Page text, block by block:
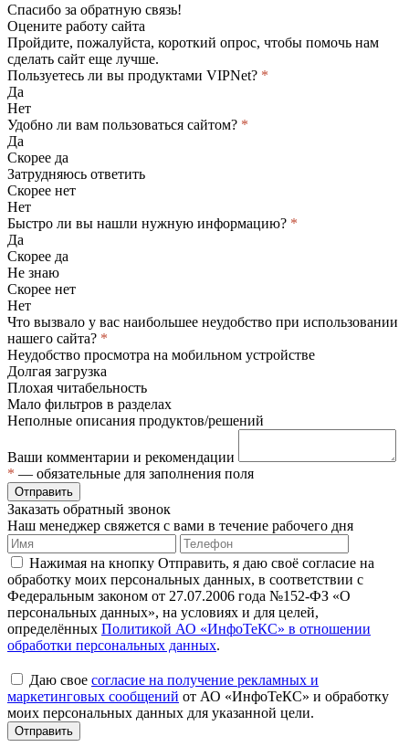
Спасибо за обратную связь!
Оцените работу сайта
Пройдите, пожалуйста, короткий опрос, чтобы помочь нам
сделать сайт еще лучше.
Пользуетесь ли вы продуктами VIPNet? *
Да
Нет
Удобно ли вам пользоваться сайтом? *
Да
Скорее да
Затрудняюсь ответить
Скорее нет
Нет
Быстро ли вы нашли нужную информацию? *
Да
Скорее да
Не знаю
Скорее нет
Нет
Что вызвало у вас наибольшее неудобство при использовании
нашего сайта? *
Неудобство просмотра на мобильном устройстве
Долгая загрузка
Плохая читабельность
Мало фильтров в разделах
Неполные описания продуктов/решений
Ваши комментарии и рекомендации
* — обязательные для заполнения поля
Отправить
Заказать обратный звонок
Наш менеджер свяжется с вами в течение рабочего дня
Нажимая на кнопку Отправить, я даю своё согласие на
обработку моих персональных данных, в соответствии с
Федеральным законом от 27.07.2006 года №152-ФЗ «О
персональных данных», на условиях и для целей,
определённых Политикой АО «ИнфоТеКС» в отношении
обработки персональных данных.
Даю свое согласие на получение рекламных и
маркетинговых сообщений от АО «ИнфоТеКС» и обработку
моих персональных данных для указанной цели.